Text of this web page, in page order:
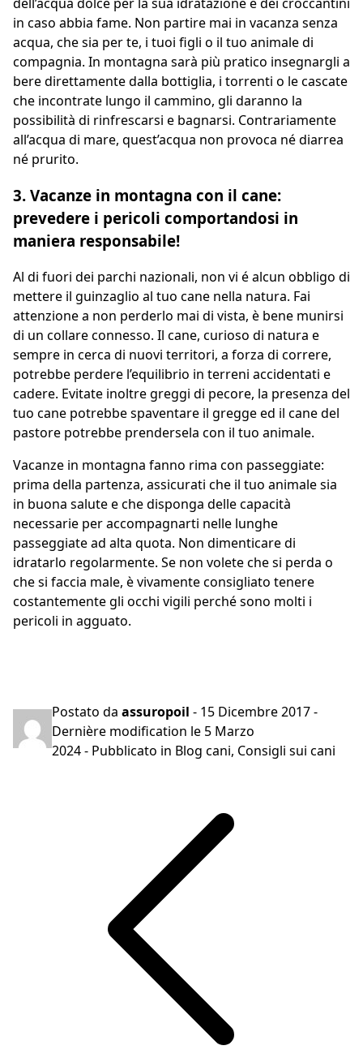
in caso abbia fame. Non partire mai in vacanza senza
acqua, che sia per te, i tuoi figli o il tuo animale di
compagnia. In montagna sarà più pratico insegnargli a
bere direttamente dalla bottiglia, i torrenti o le cascate
che incontrate lungo il cammino, gli daranno la
possibilità di rinfrescarsi e bagnarsi. Contrariamente
all’acqua di mare, quest’acqua non provoca né diarrea
né prurito.
3. Vacanze in montagna con il cane:
prevedere i pericoli comportandosi in
maniera responsabile!
Al di fuori dei parchi nazionali, non vi é alcun obbligo di
mettere il guinzaglio al tuo cane nella natura. Fai
attenzione a non perderlo mai di vista, è bene munirsi
di un collare connesso. Il cane, curioso di natura e
sempre in cerca di nuovi territori, a forza di correre,
potrebbe perdere l’equilibrio in terreni accidentati e
cadere. Evitate inoltre greggi di pecore, la presenza del
tuo cane potrebbe spaventare il gregge ed il cane del
pastore potrebbe prendersela con il tuo animale.
Vacanze in montagna fanno rima con passeggiate:
prima della partenza, assicurati che il tuo animale sia
in buona salute e che disponga delle capacità
necessarie per accompagnarti nelle lunghe
passeggiate ad alta quota. Non dimenticare di
idratarlo regolarmente. Se non volete che si perda o
che si faccia male, è vivamente consigliato tenere
costantemente gli occhi vigili perché sono molti i
pericoli in agguato.
Postato da assuropoil - 15 Dicembre 2017-
Dernière modification le 5 Marzo
2024- Pubblicato in Blog cani, Consigli sui cani